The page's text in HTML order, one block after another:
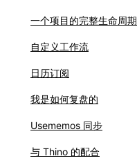
一个项目的完整生命周期
自定义工作流
日历订阅
我是如何复盘的
Usememos 同步
与 Thino 的配合